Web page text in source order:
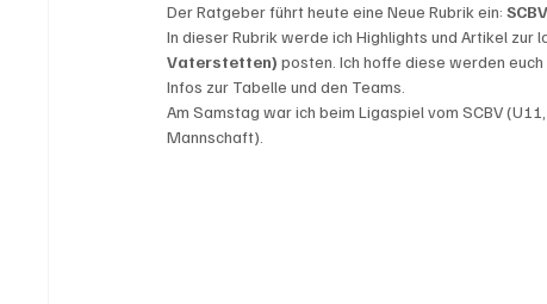
Der Ratgeber führt heute eine Neue Rubrik ein: SCBV
In dieser Rubrik werde ich Highlights und Artikel zur
Vaterstetten) posten. Ich hoffe diese werden
Infos zur Tabelle und den Teams.
Am Samstag war ich beim Ligaspiel vom SCBV
Mannschaft).